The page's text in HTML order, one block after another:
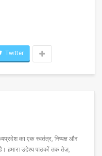
Twitter
का एक स्वतंत्र, निष्पक्ष और
हमारा उद्देश्य पाठकों तक तेज़,